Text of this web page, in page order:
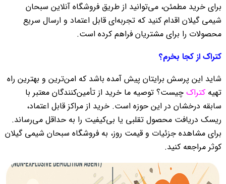
برای خرید مطمئن، می‌توانید از طریق فروشگاه آنلاین سبحان
شیمی گیلان اقدام کنید که تجربه‌ای قابل اعتماد و ارسال سریع
محصولات را برای مشتریان فراهم کرده است.
کتراک از کجا بخرم؟
شاید این پرسش برایتان پیش آمده باشد که امن‌ترین و بهترین راه
تهیه کتراکچیست؟ توصیه ما خرید از تأمین‌کنندگان معتبر با
سابقه درخشان در این حوزه است. خرید از مراکز قابل اعتماد،
ریسک دریافت محصول تقلبی یا بی‌کیفیت را به حداقل می‌رساند.
برای مشاهده جزئیات و قیمت روز، به فروشگاه سبحان شیمی گیلان
کوثر مراجعه کنید.